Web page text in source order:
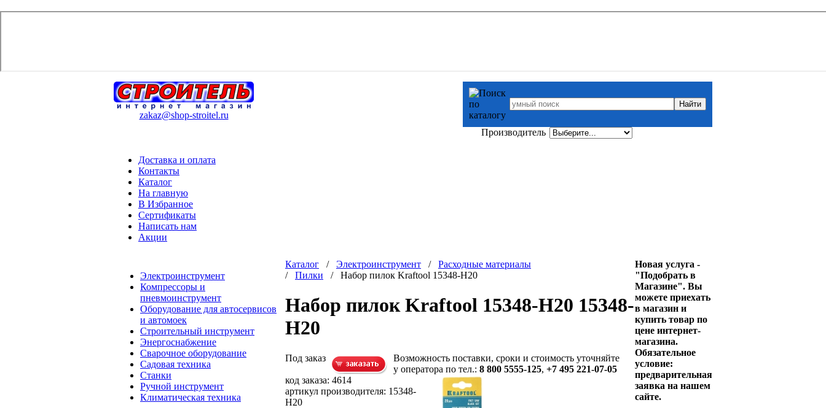
zakaz@shop-stroitel.ru
Производитель
Доставка и оплата
Контакты
Каталог
На главную
В Избранное
Сертификаты
Написать нам
Акции
Электроинструмент
Компрессоры и
пневмоинструмент
Оборудование для автосервисов
и автомоек
Строительный инструмент
Энергоснабжение
Сварочное оборудование
Садовая техника
Станки
Ручной инструмент
Климатическая техника
Каталог / Электроинструмент / Расходные материалы
/ Пилки / Набор пилок Kraftool 15348-Н20
Набор пилок Kraftool 15348-Н20 15348-
Н20
Под заказ
Возможность поставки, сроки и стоимость уточняйте
у оператора по тел.: 8 800 5555-125, +7 495 221-07-05
код заказа: 4614
артикул производителя: 15348-
Н20
Новая услуга -
"Подобрать в
Магазине". Вы
можете приехать
в магазин и
купить товар по
цене интернет-
магазина.
Обязательное
условие:
предварительная
заявка на нашем
сайте.